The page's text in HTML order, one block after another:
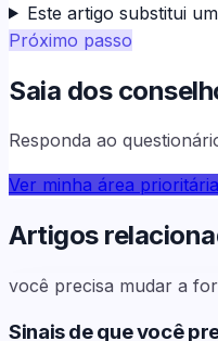
Este artigo substitui
Próximo passo
Saia dos
Responda ao
Ver minha área
Artigos
você precisa mudar a
Sinais de que você